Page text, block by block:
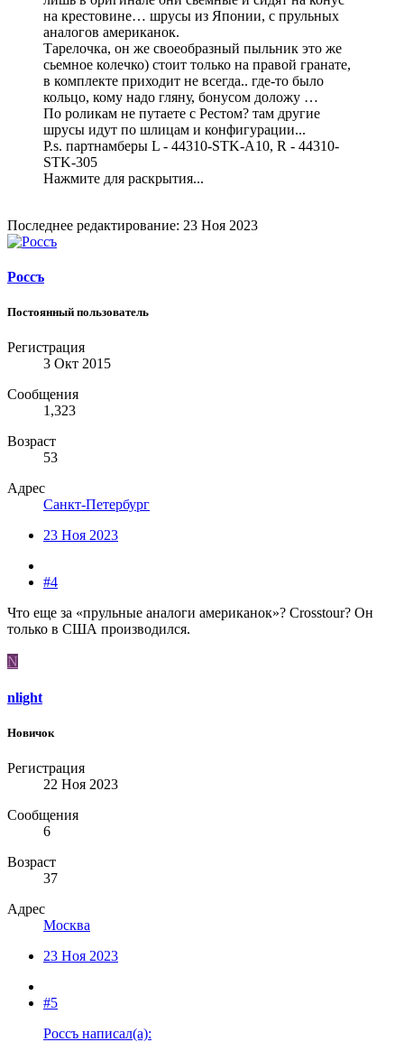
на крестовине… шрусы из Японии, с прульных
аналогов американок.
Тарелочка, он же своеобразный пыльник это же
сьемное колечко) стоит только на правой гранате,
в комплекте приходит не всегда.. где-то было
кольцо, кому надо гляну, бонусом доложу …
По роликам не путаете с Рестом? там другие
шрусы идут по шлицам и конфигурации...
P.s. партнамберы L - 44310-STK-A10, R - 44310-
STK-305
Нажмите для раскрытия...
Последнее редактирование: 23 Ноя 2023
Россъ
Постоянный пользователь
Регистрация
3 Окт 2015
Сообщения
1,323
Возраст
53
Адрес
Санкт-Петербург
23 Ноя 2023
#4
Что еще за «прульные аналоги американок»? Crosstour? Он
только в США производился.
N
nlight
Новичок
Регистрация
22 Ноя 2023
Сообщения
6
Возраст
37
Адрес
Москва
23 Ноя 2023
#5
Россъ написал(а):